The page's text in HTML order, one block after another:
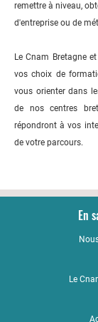
remettre à niveau,
d'entreprise ou de
Le Cnam Bretagne
vos choix de
vous orienter dans
de nos centres
répondront à vos
de votre parcours.
En
Le